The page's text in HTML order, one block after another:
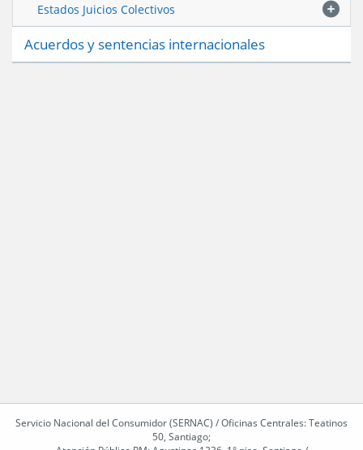
Estados Juicios Colectivos
Acuerdos y sentencias internacionales
Servicio Nacional del Consumidor (SERNAC) / Oficinas Centrales: Teatinos
50, Santiago;